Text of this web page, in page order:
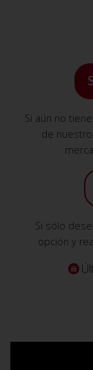
Si aún no
de
Si sólo
opción y